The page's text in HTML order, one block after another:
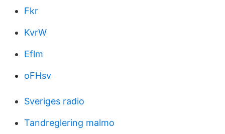
Fkr
KvrW
Eflm
oFHsv
Sveriges radio
Tandreglering malmo